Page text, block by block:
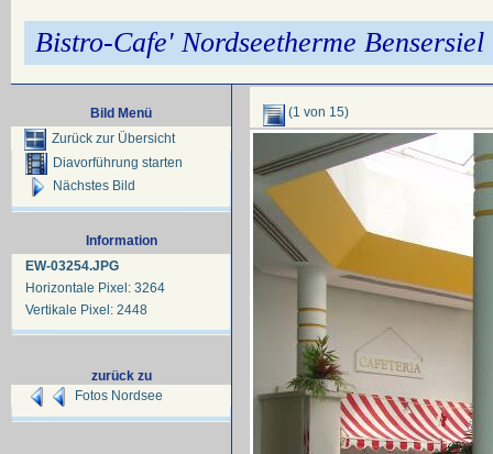
Bistro-Cafe' Nordseetherme Bensersiel
Bild Menü
Zurück zur Übersicht
Diavorführung starten
Nächstes Bild
Information
EW-03254.JPG
Horizontale Pixel: 3264
Vertikale Pixel: 2448
zurück zu
Fotos Nordsee
(1 von 15)